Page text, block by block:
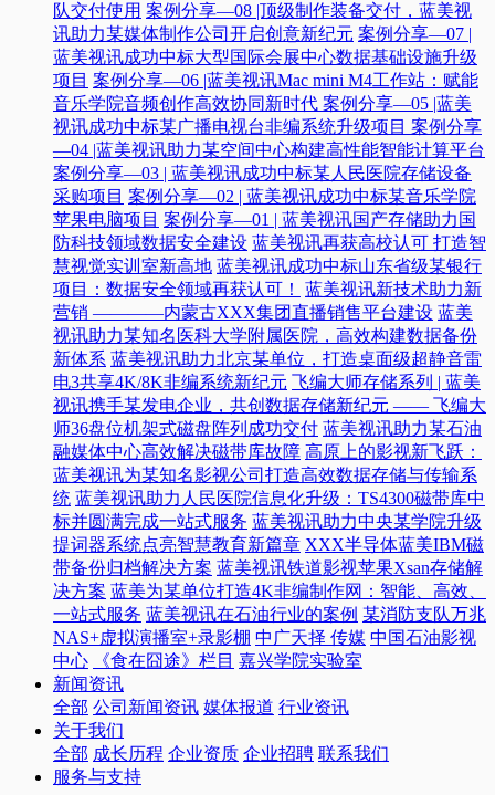
队交付使用 案例分享—08 |顶级制作装备交付，蓝美视
讯助力某媒体制作公司开启创意新纪元 案例分享—07 |
蓝美视讯成功中标大型国际会展中心数据基础设施升级
项目 案例分享—06 |蓝美视讯Mac mini M4工作站：赋能
音乐学院音频创作高效协同新时代​ 案例分享—05 |蓝美
视讯成功中标某广播电视台非编系统升级项目​ 案例分享
—04 |蓝美视讯助力某空间中心构建高性能智能计算平台​
案例分享—03 | 蓝美视讯成功中标某人民医院存储设备
采购项目 案例分享—02 | 蓝美视讯成功中标某音乐学院
苹果电脑项目 案例分享—01 | 蓝美视讯国产存储助力国
防科技领域数据安全建设 蓝美视讯再获高校认可 打造智
慧视觉实训室新高地 蓝美视讯成功中标山东省级某银行
项目：数据安全领域再获认可！
蓝美视讯新技术助力新
营销 ————内蒙古XXX集团直播销售平台建设 蓝美
视讯助力某知名医科大学附属医院，高效构建数据备份
新体系 蓝美视讯助力北京某单位，打造桌面级超静音雷
电3共享4K/8K非编系统新纪元 飞编大师存储系列 | 蓝美
视讯携手某发电企业，共创数据存储新纪元 —— 飞编大
师36盘位机架式磁盘阵列成功交付 蓝美视讯助力某石油
融媒体中心高效解决磁带库故障 高原上的影视新飞跃：
蓝美视讯为某知名影视公司打造高效数据存储与传输系
统 蓝美视讯助力人民医院信息化升级：TS4300磁带库中
标并圆满完成一站式服务 蓝美视讯助力中央某学院升级
提词器系统点亮智慧教育新篇章 XXX半导体蓝美IBM磁
带备份归档解决方案 蓝美视讯铁道影视苹果Xsan存储解
决方案 蓝美为某单位打造4K非编制作网：智能、高效、
一站式服务 蓝美视讯在石油行业的案例 某消防支队万兆
NAS+虚拟演播室+录影棚 中广天择 传媒 中国石油影视
中心
《食在囧途》栏目 嘉兴学院实验室
新闻资讯
全部 公司新闻资讯 媒体报道 行业资讯
关于我们
全部 成长历程 企业资质 企业招聘 联系我们
服务与支持